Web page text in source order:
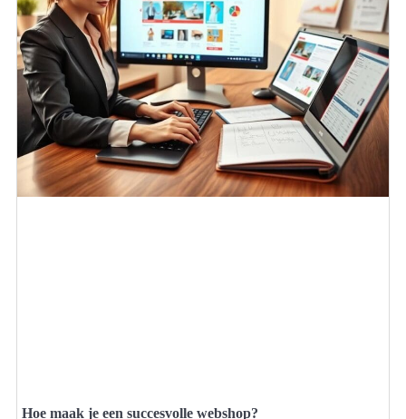
Hoe maak je een succesvolle webshop?